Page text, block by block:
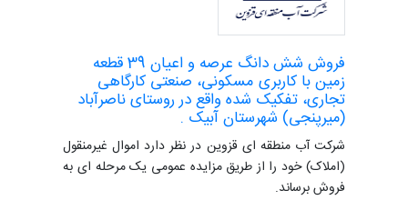
فروش شش دانگ عرصه و اعیان 39 قطعه
زمین با کاربری مسکونی، صنعتی کارگاهی
تجاری، تفکیک شده واقع در روستای ناصرآباد
(میرپنجی) شهرستان آبیک .
شرکت آب منطقه ای قزوین در نظر دارد اموال غیرمنقول
(املاک) خود را از طریق مزایده عمومی یک مرحله ای به
فروش برساند.